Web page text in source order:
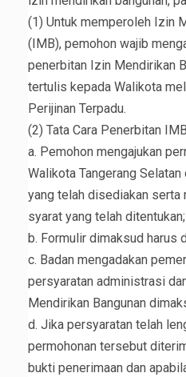
(1) Untuk memperoleh Izin
(IMB), pemohon wajib
penerbitan Izin Mendirikan
tertulis kepada Walikota
Perijinan Terpadu.
(2) Tata Cara Penerbitan
a. Pemohon mengajukan
Walikota Tangerang
yang telah disediakan serta
syarat yang telah ditentukan;
b. Formulir dimaksud harus
c. Badan mengadakan
persyaratan administrasi
Mendirikan Bangunan
d. Jika persyaratan telah
permohonan tersebut
bukti penerimaan dan